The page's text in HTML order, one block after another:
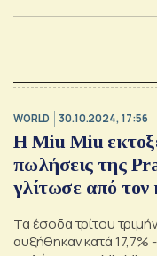
WORLD 30.10.2024, 17:56
H Miu Miu
πωλήσεις της
γλίτωσε από τον
Τα έσοδα τρίτου
αυξήθηκαν κατά 17,7%